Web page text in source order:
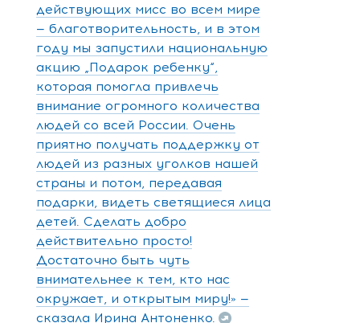
действующих мисс во всем мире
— благотворительность, и в этом
году мы запустили национальную
акцию „Подарок ребенку“,
которая помогла привлечь
внимание огромного количества
людей со всей России. Очень
приятно получать поддержку от
людей из разных уголков нашей
страны и потом, передавая
подарки, видеть светящиеся лица
детей. Сделать добро
действительно просто!
Достаточно быть чуть
внимательнее к тем, кто нас
окружает, и открытым миру!» —
сказала Ирина Антоненко.